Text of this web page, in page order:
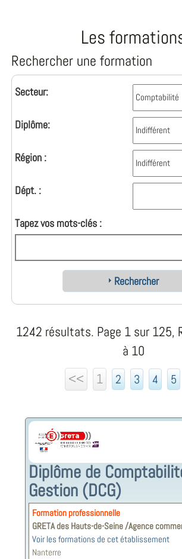
Les
Rechercher une formation
Secteur:
Diplôme:
Région :
Dépt. :
Tapez vos mots-clés :
Rechercher
1242 résultats. Page 1 sur 125,
à 10
<<
1 2 3 4 5
Diplôme de
Gestion (DCG)
Formation professionnelle
GRETA des Hauts-de-Seine /Agence
Voir les formations de cet établissement
Nanterre